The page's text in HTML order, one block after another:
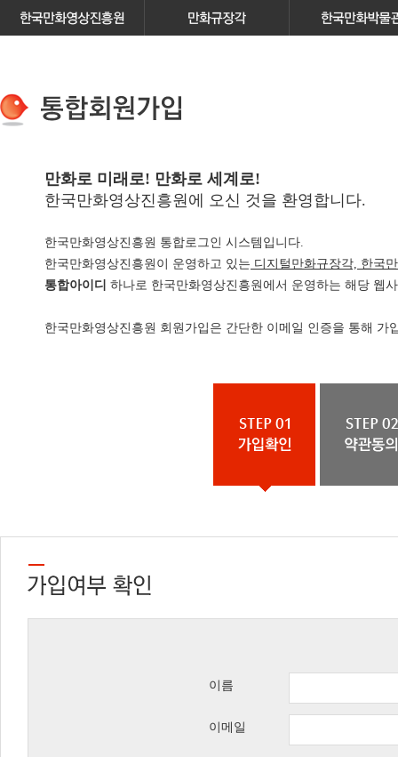
만화로 미래로! 만화로 세계로!
한국만화영상진흥원에 오신 것을 환영합니다.
한국만화영상진흥원 통합로그인 시스템입니다.
한국만화영상진흥원이 운영하고 있는 디지털만화규장각, 한국
통합아이디 하나로 한국만화영상진흥원에서 운영하는 해당 웹
한국만화영상진흥원 회원가입은 간단한 이메일 인증을 통해 가
이름
이메일